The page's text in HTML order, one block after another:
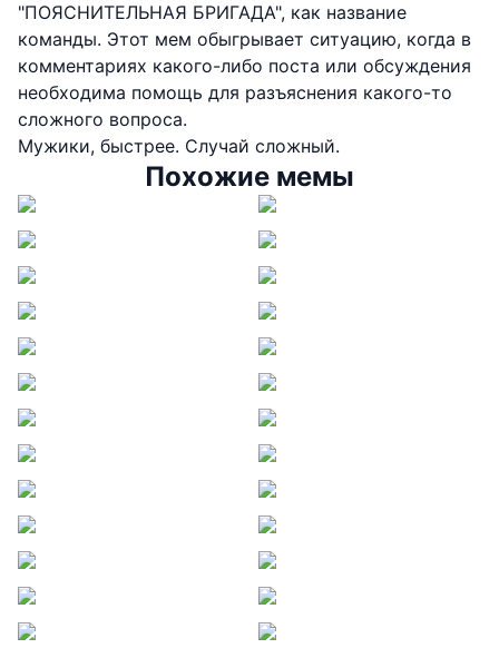
"ПОЯСНИТЕЛЬНАЯ БРИГАДА", как название
команды. Этот мем обыгрывает ситуацию, когда в
комментариях какого-либо поста или обсуждения
необходима помощь для разъяснения какого-то
сложного вопроса.
Мужики, быстрее. Случай сложный.
Похожие мемы